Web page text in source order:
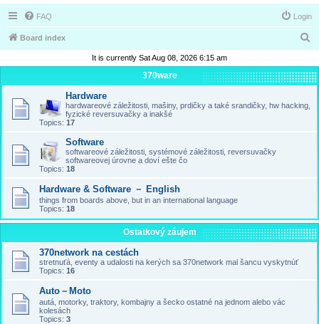
FAQ Login
Board index
a
r
It is currently Sat Aug 08, 2026 6:15 am
370ware
Hardware
hardwareové záležitosti, mašiny, prdičky a také srandičky, hw hacking,
fyzické reversuvačky a inakšé
Topics: 17
Software
softwareové záležitosti, systémové záležitosti, reversuvačky
softwareovej úrovne a doví ešte čo
Topics: 18
Hardware & Software － English
things from boards above, but in an international language
Topics: 18
Ostatkový záujem
370network na cestách
stretnuťá, eventy a udalosti na kerých sa 370network mal šancu vyskytnúť
Topics: 16
Auto－Moto
autá, motorky, traktory, kombajny a šecko ostatné na jednom alebo vác
kolesách
Topics: 3